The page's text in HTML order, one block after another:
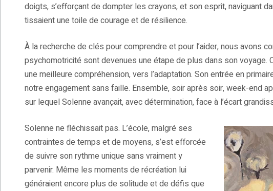
doigts, s’efforçant de dompter les crayons, et son esprit, naviguant
tissaient une toile de courage et de résilience.
À la recherche de clés pour comprendre et pour l’aider, nous avons
psychomotricité sont devenues une étape de plus dans son voyage.
une meilleure compréhension, vers l’adaptation. Son entrée en
notre engagement sans faille. Ensemble, soir après soir, week-end
sur lequel Solenne avançait, avec détermination, face à l’écart
Solenne ne fléchissait pas. L’école, malgré ses
contraintes de temps et de moyens, s’est efforcée
de suivre son rythme unique sans vraiment y
parvenir. Même les moments de récréation lui
généraient encore plus de solitude et de défis que